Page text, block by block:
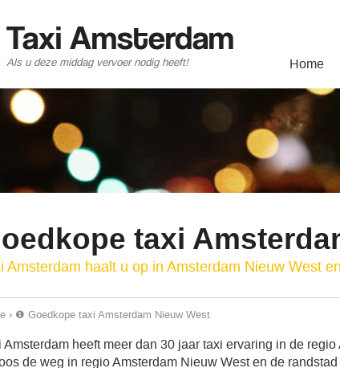
Taxi Amsterdam
Als u deze middag vervoer nodig heeft! Home
taxi
Amsterdam haalt u op in Amsterdam Nieuw West
› ❶ Goedkope taxi Amsterdam Nieuw West
Amsterdam heeft meer dan 30 jaar taxi ervaring in de
de weg in regio Amsterdam Nieuw West en de